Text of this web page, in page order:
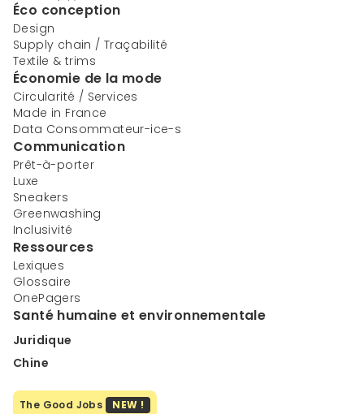
Éco conception
Design
Supply chain / Traçabilité
Textile & trims
Économie de la mode
Circularité / Services
Made in France
Data Consommateur-ice-s
Communication
Prêt-à-porter
Luxe
Sneakers
Greenwashing
Inclusivité
Ressources
Lexiques
Glossaire
OnePagers
Santé humaine et environnementale
Juridique
Chine
The Good Jobs NEW !